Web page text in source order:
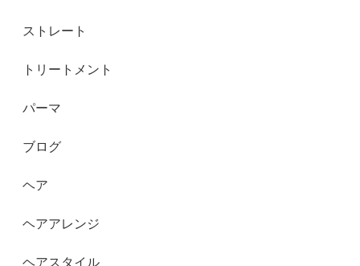
ストレート
トリートメント
パーマ
ブログ
ヘア
ヘアアレンジ
ヘアスタイル